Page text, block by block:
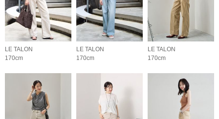
LE TALON
170cm
LE TALON
170cm
LE TALON
170cm